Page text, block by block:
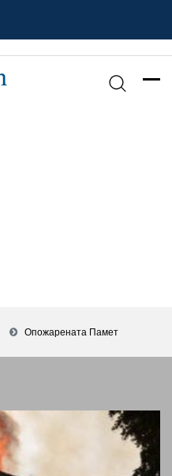
Опожарената Памет